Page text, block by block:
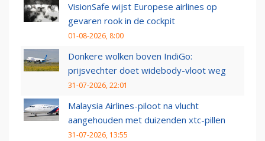
VisionSafe wijst Europese airlines op
gevaren rook in de cockpit
01-08-2026, 8:00
Donkere wolken boven IndiGo:
prijsvechter doet widebody-vloot weg
31-07-2026, 22:01
Malaysia Airlines-piloot na vlucht
aangehouden met duizenden xtc-pillen
31-07-2026, 13:55